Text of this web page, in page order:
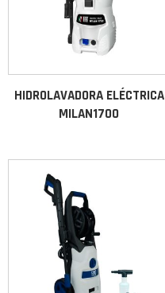
HIDROLAVADORA ELÉCTRICA
MILAN1700